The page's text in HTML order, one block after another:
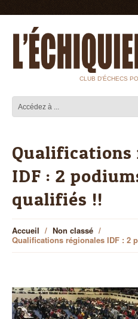
CLUB D'ÉCHECS
Qualifications
IDF : 2
qualifiés !!
Accueil
Non classé
Qualifications régionales IDF : 2